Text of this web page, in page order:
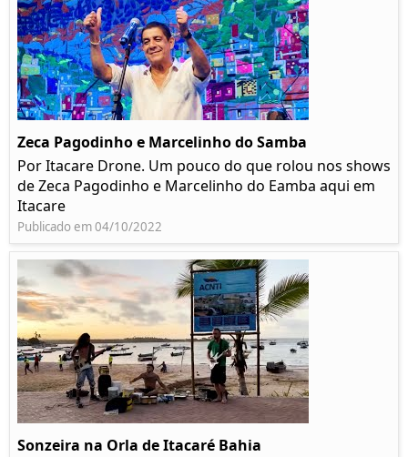
Zeca Pagodinho e Marcelinho do Samba
Por Itacare Drone. Um pouco do que rolou nos shows
de Zeca Pagodinho e Marcelinho do Eamba aqui em
Itacare
Publicado em 04/10/2022
Sonzeira na Orla de Itacaré Bahia